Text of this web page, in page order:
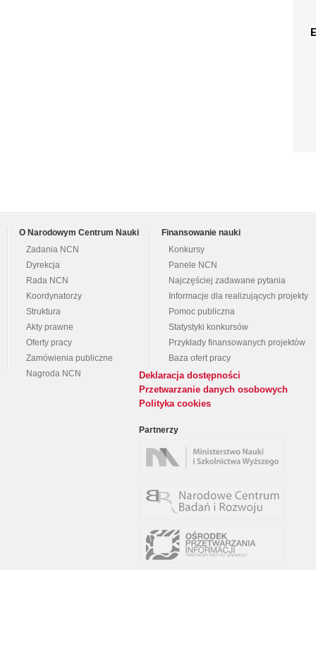
O Narodowym Centrum Nauki
Zadania NCN
Dyrekcja
Rada NCN
Koordynatorzy
Struktura
Akty prawne
Oferty pracy
Zamówienia publiczne
Nagroda NCN
Finansowanie nauki
Konkursy
Panele NCN
Najczęściej zadawane pytania
Informacje dla realizujących projekty
Pomoc publiczna
Statystyki konkursów
Przykłady finansowanych projektów
Baza ofert pracy
Deklaracja dostępności
Przetwarzanie danych osobowych
Polityka cookies
Partnerzy